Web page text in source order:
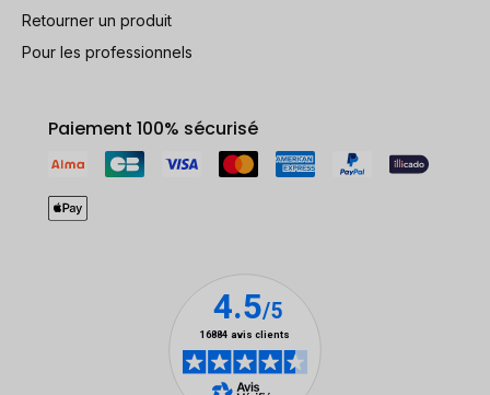
Retourner un produit
Pour les professionnels
Paiement 100% sécurisé